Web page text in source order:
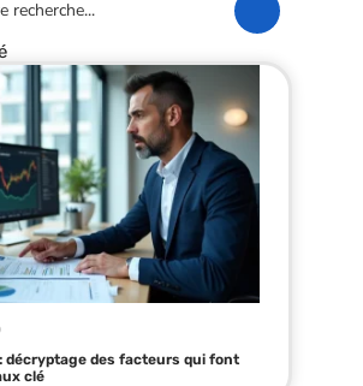
: décryptage des facteurs qui font
clé